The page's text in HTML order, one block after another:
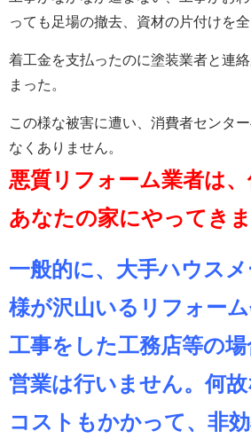
っても足場の撤去、資材の片付けを全
着工金を支払ったのに塗装業者と連
まった。
この様な被害に遭い、消費者センタ
なくありません。
悪質リフォーム業者は
あなたの家にやってきま
一般的に、大手ハウス
様が沢山いるリフォー
工事をした工務店等の
営業は行いません。何
コストもかかって、非